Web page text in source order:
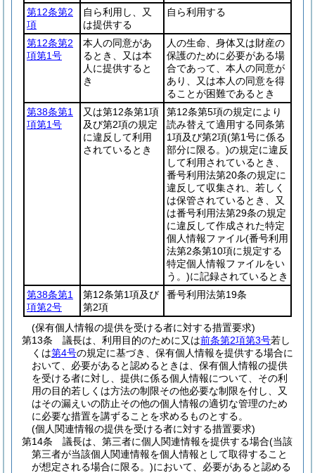
第12条第2
項
自ら利用し、又
は提供する
自ら利用する
第12条第2
項第1号
本人の同意があ
るとき、又は本
人に提供すると
き
人の生命、身体又は財産の
保護のために必要がある場
合であって、本人の同意が
あり、又は本人の同意を得
ることが困難であるとき
第38条第1
項第1号
又は第12条第1項
及び第2項の規定
に違反して利用
されているとき
第12条第5項の規定により
読み替えて適用する同条第
1項及び第2項(第1号に係る
部分に限る。)の規定に違反
して利用されているとき、
番号利用法第20条の規定に
違反して収集され、若しく
は保管されているとき、又
は番号利用法第29条の規定
に違反して作成された特定
個人情報ファイル(番号利用
法第2条第10項に規定する
特定個人情報ファイルをい
う。)に記録されているとき
第38条第1
項第2号
第12条第1項及び
第2項
番号利用法第19条
(保有個人情報の提供を受ける者に対する措置要求)
第13条
議長は、利用目的のために又は前条第2項第3号若し
くは第4号の規定に基づき、保有個人情報を提供する場合に
おいて、必要があると認めるときは、保有個人情報の提供
を受ける者に対し、提供に係る個人情報について、その利
用の目的若しくは方法の制限その他必要な制限を付し、又
はその漏えいの防止その他の個人情報の適切な管理のため
に必要な措置を講ずることを求めるものとする。
(個人関連情報の提供を受ける者に対する措置要求)
第14条
議長は、第三者に個人関連情報を提供する場合(当該
第三者が当該個人関連情報を個人情報として取得すること
が想定される場合に限る。)において、必要があると認める